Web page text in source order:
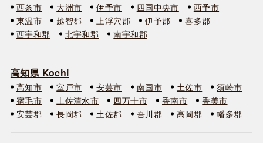
西条市
大洲市 伊予市 四国中央市
西予市
東温市
越智郡 上浮穴郡 伊予郡
喜多郡
西宇和郡
北宇和郡 南宇和郡
高知県 Kochi
高知市 室戸市 安芸市 南国市 土佐市
須崎市
宿毛市
土佐清水市 四万十市 香南市
香美市
安芸郡
長岡郡 土佐郡 吾川郡 高岡郡 幡多郡